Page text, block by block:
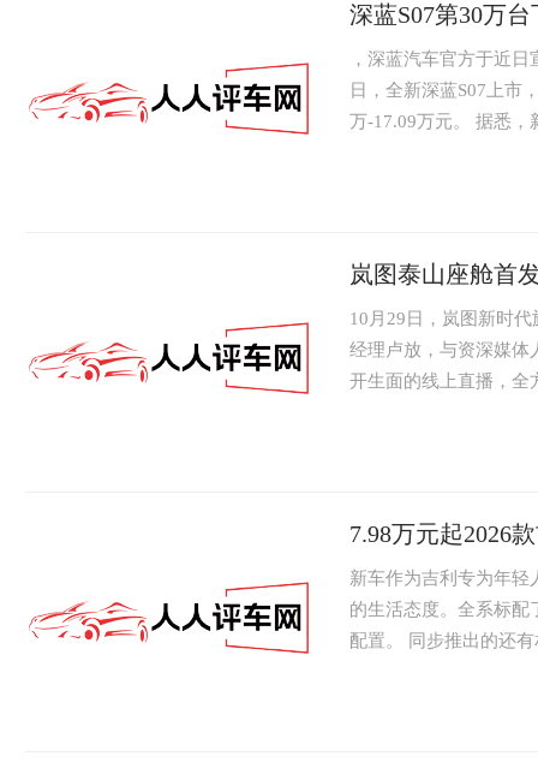
深蓝S07第30万台
，深蓝汽车官方于近
日，全新深蓝S07上市
万-17.09万元。 据悉，
岚图泰山座舱首
10月29日，岚图新时
经理卢放，与资深媒体
开生面的线上直播，全
7.98万元起2026
新车作为吉利专为年轻
的生活态度。全系标配
配置。 同步推出的还